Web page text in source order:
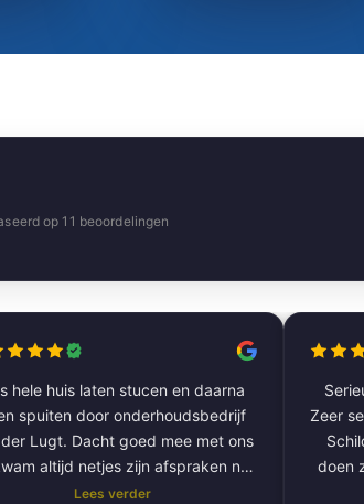
op 11 beoordelingen
hele huis laten stucen en daarna
spuiten door onderhoudsbedrijf
Lugt. Dacht goed mee met ons
altijd netjes zijn afspraken na.
klus hebben we al gepland
Lees verder
Zeer
doen